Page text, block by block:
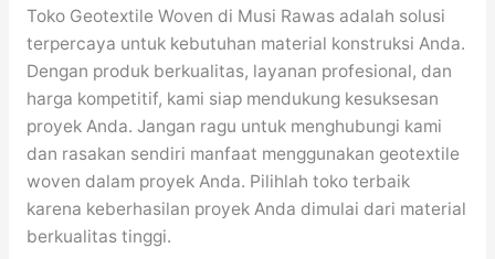
Toko Geotextile Woven di Musi Rawas adalah solusi
terpercaya untuk kebutuhan material konstruksi Anda.
Dengan produk berkualitas, layanan profesional, dan
harga kompetitif, kami siap mendukung kesuksesan
proyek Anda. Jangan ragu untuk menghubungi kami
dan rasakan sendiri manfaat menggunakan geotextile
woven dalam proyek Anda. Pilihlah toko terbaik
karena keberhasilan proyek Anda dimulai dari material
berkualitas tinggi.